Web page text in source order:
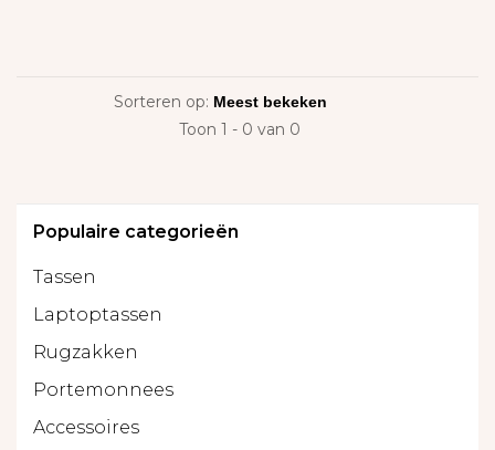
Sorteren op:
Toon 1 - 0 van 0
Populaire categorieën
Tassen
Laptoptassen
Rugzakken
Portemonnees
Accessoires